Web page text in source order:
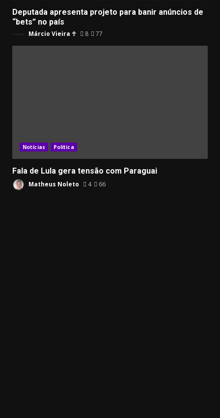
Deputada apresenta projeto para banir anúncios de
“bets” no país
Márcio Vieira ☥ 8 77
Notícias Política
Fala de Lula gera tensão com Paraguai
Matheus Noleto 4 66